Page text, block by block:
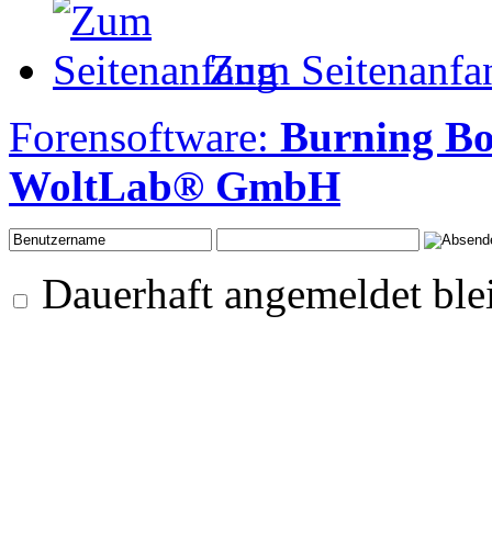
Zum
Forensoftware: Burning
WoltLab® GmbH
Dauerhaft angemeldet